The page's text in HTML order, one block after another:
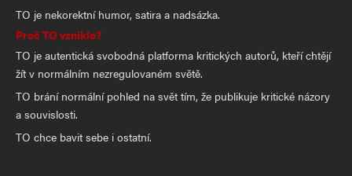
TO je nekorektní humor, satira a nadsázka.
Proč TO vzniklo?
TO je autentická svobodná platforma kritických autorů, kteří chtějí
žít v normálním nezregulovaném světě.
TO brání normální pohled na svět tím, že publikuje kritické názory
a souvislosti.
TO chce bavit sebe i ostatní.